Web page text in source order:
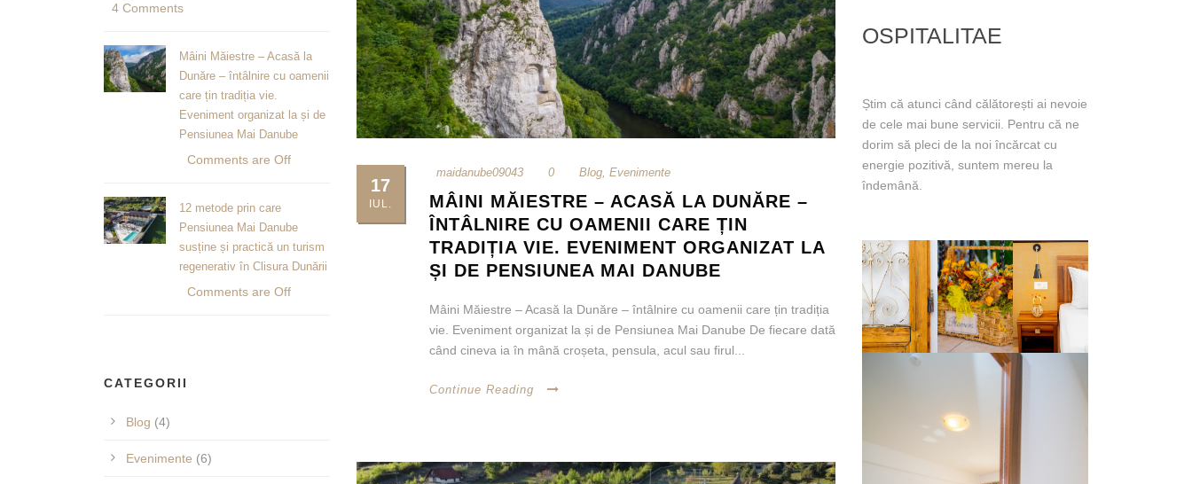
17
IUL.
maidanube09043 0 Blog Evenimente
MÂINI MĂIESTRE – ACASĂ LA DUNĂRE –
ÎNTÂLNIRE CU OAMENII CARE ȚIN
TRADIȚIA VIE. EVENIMENT ORGANIZAT LA
ȘI DE PENSIUNEA MAI DANUBE
Mâini Măiestre – Acasă la Dunăre – întâlnire cu oamenii care țin tradiția
vie. Eveniment organizat la și de Pensiunea Mai Danube De fiecare dată
când cineva ia în mână croșeta, pensula, acul sau firul...
Continue Reading
4 Comments
Mâini Măiestre – Acasă la
Dunăre – întâlnire cu oamenii
care țin tradiția vie.
Eveniment organizat la și de
Pensiunea Mai Danube
Comments are Off
12 metode prin care
Pensiunea Mai Danube
susține și practică un turism
regenerativ în Clisura Dunării
Comments are Off
CATEGORII
Blog (4)
Evenimente (6)
OSPITALITAE
Știm că atunci când călătorești ai nevoie
de cele mai bune servicii. Pentru că ne
dorim să pleci de la noi încărcat cu
energie pozitivă, suntem mereu la
îndemână.